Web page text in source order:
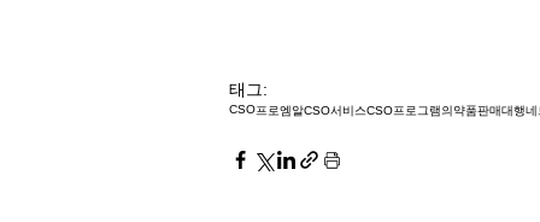
태그:
CSO프로엠알CSO서비스CSO프로그램의약품판매대행네